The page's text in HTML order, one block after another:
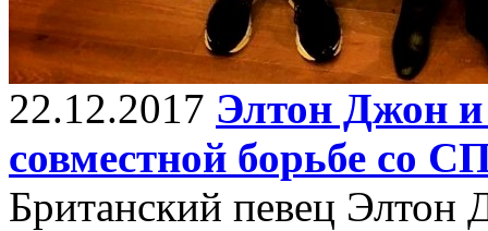
22.12.2017 Элтон Джон и
совместной борьбе со
Британский певец Элтон